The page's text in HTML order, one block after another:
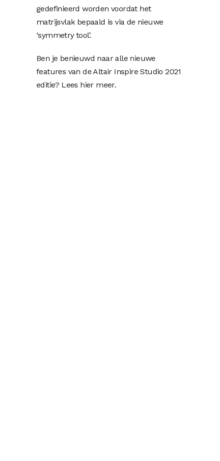
gedefinieerd worden voordat het
matrijsvlak bepaald is via de nieuwe
‘symmetry tool’.
Ben je benieuwd naar alle nieuwe
features van de Altair Inspire Studio 2021
editie? Lees hier meer.